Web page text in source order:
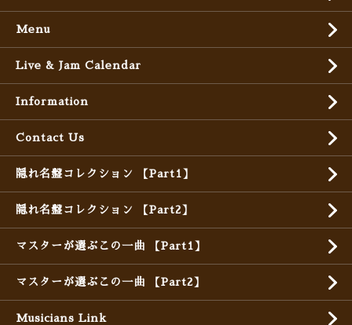
Menu
Live & Jam Calendar
Information
Contact Us
隠れ名盤コレクション 【Part1】
隠れ名盤コレクション 【Part2】
マスターが選ぶこの一曲 【Part1】
マスターが選ぶこの一曲 【Part2】
Musicians Link